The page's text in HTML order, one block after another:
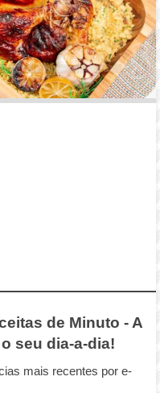
de Minuto - A
seu dia-a-dia!
mais recentes por e-